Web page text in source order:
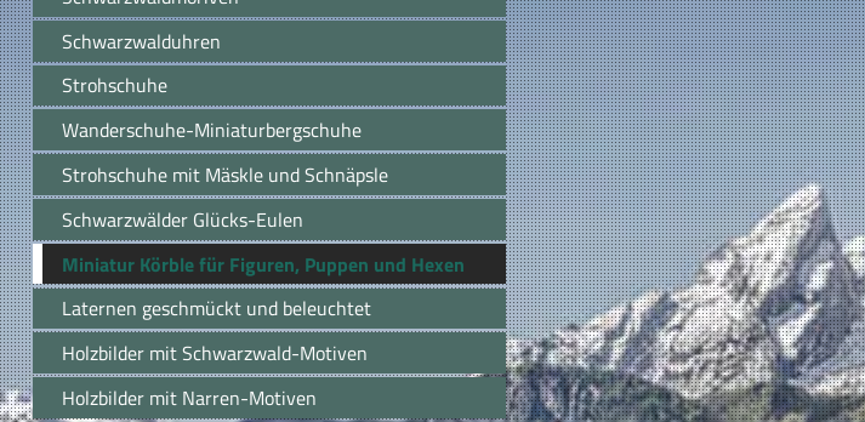
Schwarzwalduhren
Strohschuhe
Wanderschuhe-Miniaturbergschuhe
Strohschuhe mit Mäskle und Schnäpsle
Schwarzwälder Glücks-Eulen
Miniatur Körble für Figuren, Puppen und Hexen
Laternen geschmückt und beleuchtet
Holzbilder mit Schwarzwald-Motiven
Holzbilder mit Narren-Motiven